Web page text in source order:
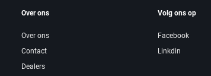
Over ons
Over ons
Contact
Dealers
Volg ons op
Facebook
Linkdin